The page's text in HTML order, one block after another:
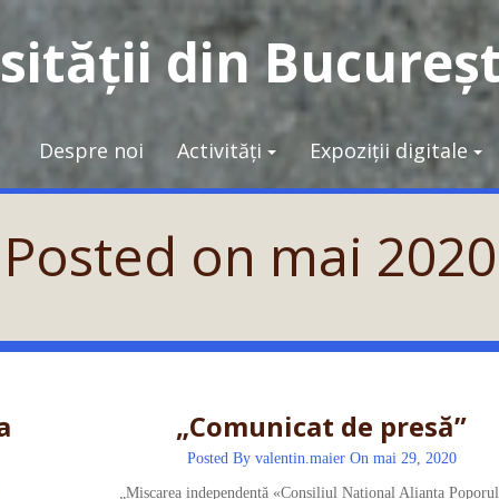
din
Despre noi Activități Expoziții digitale
Posted on mai 2020
„Comunicat de presă”
Posted By valentin.maier On mai 29, 2020
„Mișcarea independentă «Consiliul Național Alianța